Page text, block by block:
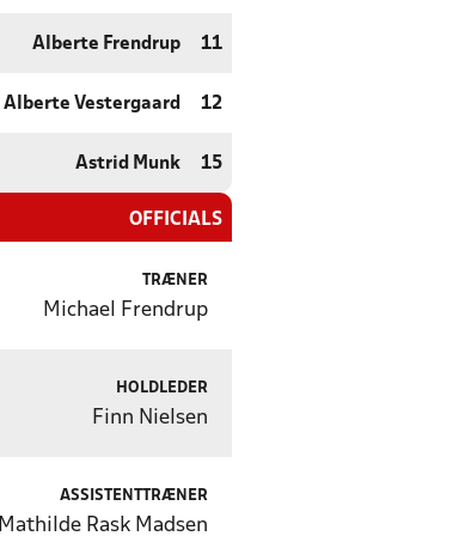
Alberte Frendrup 11
Alberte Vestergaard 12
Astrid Munk 15
OFFICIALS
TRÆNER
Michael Frendrup
HOLDLEDER
Finn Nielsen
ASSISTENTTRÆNER
Mathilde Rask Madsen